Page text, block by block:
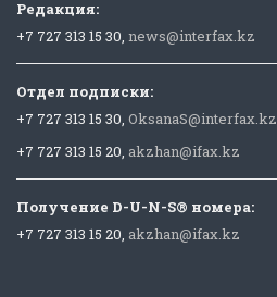
Редакция:
+7 727 313 15 30, news@interfax.kz
Отдел подписки:
+7 727 313 15 30, OksanaS@interfax.kz
+7 727 313 15 20, akzhan@ifax.kz
Получение D-U-N-S® номера:
+7 727 313 15 20, akzhan@ifax.kz